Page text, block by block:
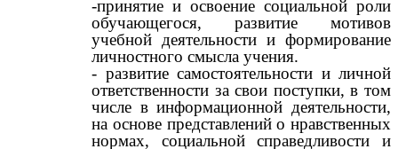
-принятие и освоение социальной роли
обучающегося, развитие мотивов
учебной деятельности и формирование
личностного смысла учения.
- развитие самостоятельности и личной
ответственности за свои поступки, в том
числе в информационной деятельности,
на основе представлений о нравственных
нормах, социальной справедливости и